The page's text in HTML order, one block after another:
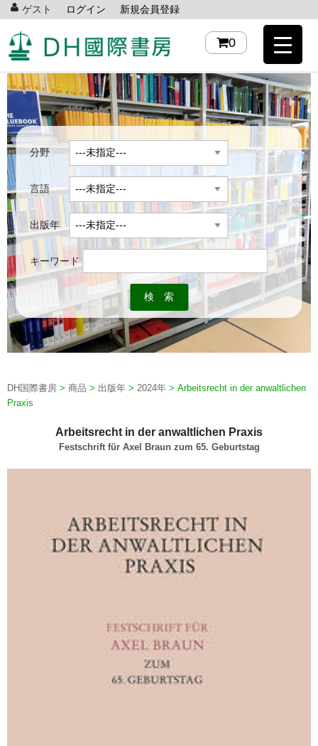
ゲスト ログイン 新規会員登録
0
分野
言語
出版年
キーワード
DH国際書房 > 商品 > 出版年 > 2024年 > Arbeitsrecht in der anwaltlichen
Praxis
Arbeitsrecht in der anwaltlichen Praxis
Festschrift für Axel Braun zum 65. Geburtstag